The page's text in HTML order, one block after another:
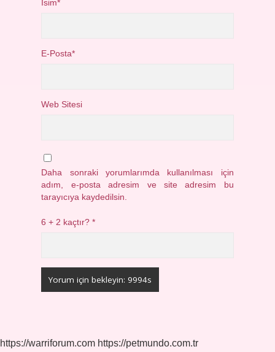
İsim*
E-Posta*
Web Sitesi
Daha sonraki yorumlarımda kullanılması için
adım, e-posta adresim ve site adresim bu
tarayıcıya kaydedilsin.
6 + 2 kaçtır?*
https://warriforum.com https://petmundo.com.tr